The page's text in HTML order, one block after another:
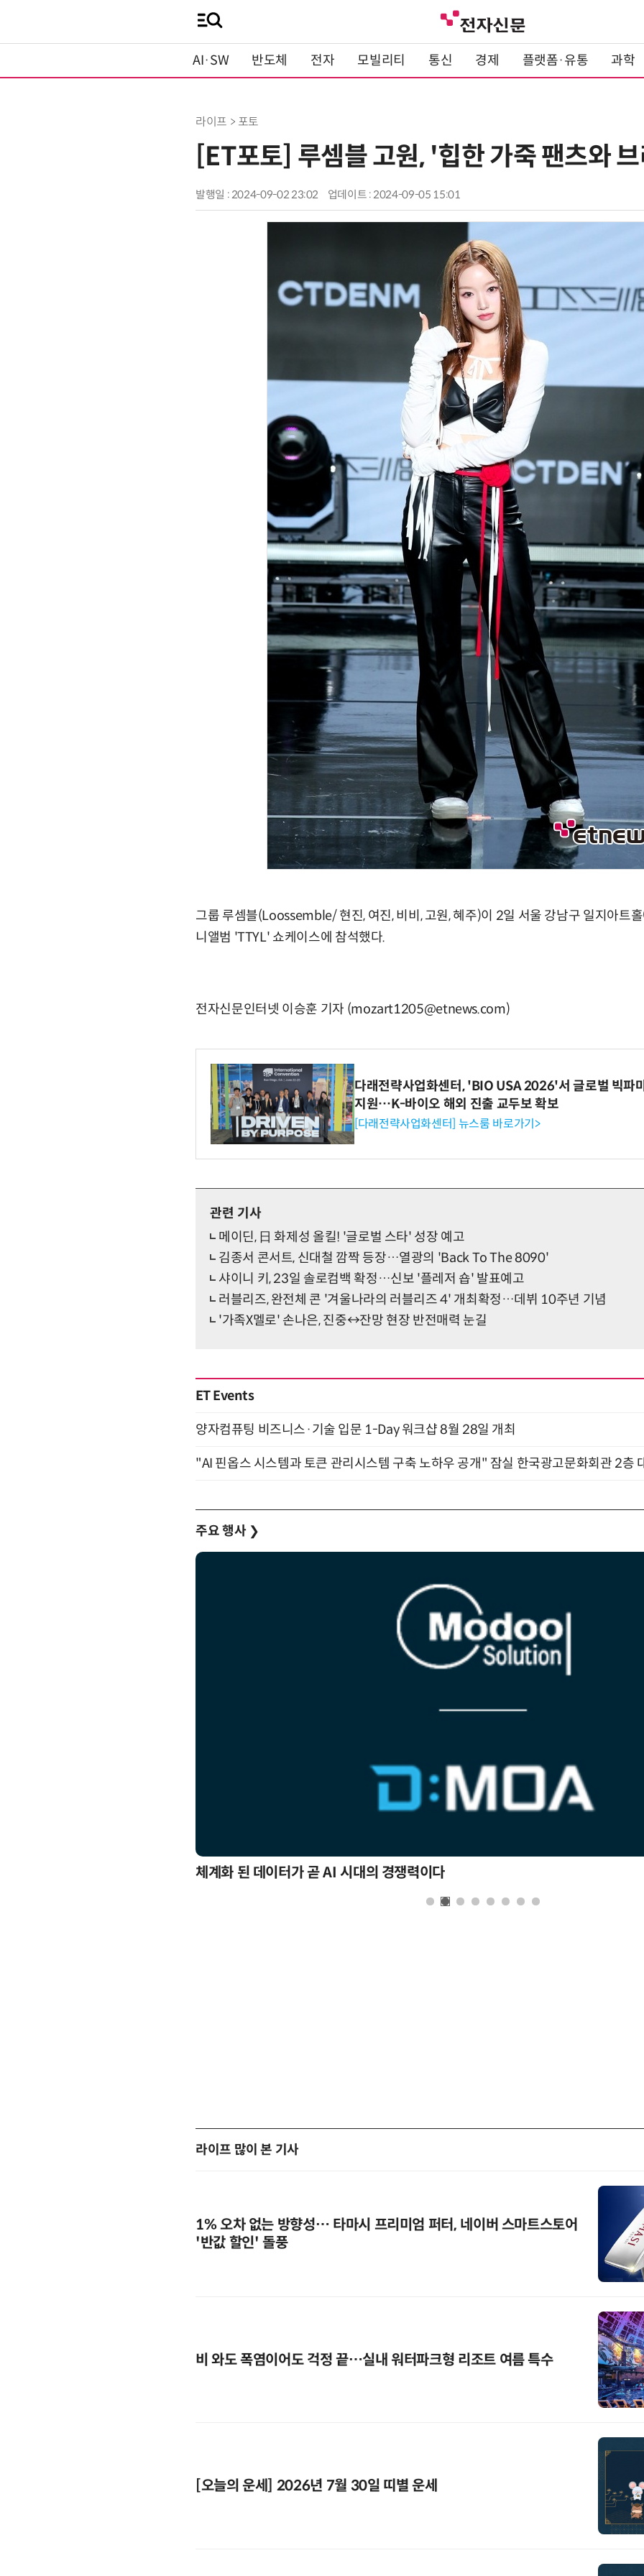
AI·SW 반도체 전자 모빌리티 통신 경제 플랫폼·유통 과학
라이프 > 포토
[ET포토] 루셈블 고원, '힙한 가죽 팬츠와
발행일 : 2024-09-02 23:02 업데이트 : 2024-09-05 15:01
그룹 루셈블(Loossemble/ 현진, 여진, 비비, 고원, 혜주)이 2일 서울 강남구 일지아트홀
니앨범 'TTYL' 쇼케이스에 참석했다.
전자신문인터넷 이승훈 기자 (mozart1205@etnews.com)
다래전략사업화센터, 'BIO USA 2026'서 글로벌 빅파
지원…K-바이오 해외 진출 교두보 확보
[다래전략사업화센터] 뉴스룸 바로가기>
관련 기사
메이딘, 日 화제성 올킬! '글로벌 스타' 성장 예고
김종서 콘서트, 신대철 깜짝 등장…열광의 'Back To The 8090'
샤이니 키, 23일 솔로컴백 확정…신보 '플레저 숍' 발표예고
러블리즈, 완전체 콘 '겨울나라의 러블리즈 4' 개최확정…데뷔 10주년 기념
'가족X멜로' 손나은, 진중↔잔망 현장 반전매력 눈길
ET Events
양자컴퓨팅 비즈니스·기술 입문 1-Day 워크샵 8월 28일 개최
"AI 핀옵스 시스템과 토큰 관리시스템 구축 노하우 공개" 잠실 한국광고문화회관 2층
주요 행사 ❯
체계화 된 데이터가 곧 AI 시대의 경쟁력이다
라이프 많이 본 기사
1% 오차 없는 방향성… 타마시 프리미엄 퍼터, 네이버 스마트스토어
'반값 할인' 돌풍
비 와도 폭염이어도 걱정 끝…실내 워터파크형 리조트 여름 특수
[오늘의 운세] 2026년 7월 30일 띠별 운세